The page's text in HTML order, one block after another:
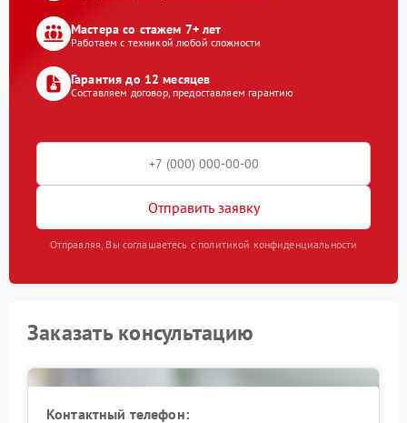
Мастера со стажем 7+ лет
Работаем с техникой любой сложности
Гарантия до 12 месяцев
Составляем договор, предоставляем гарантию
Отправить заявку
Отправляя, Вы соглашаетесь с политикой конфиденциальности
Заказать консультацию
Контактный телефон: